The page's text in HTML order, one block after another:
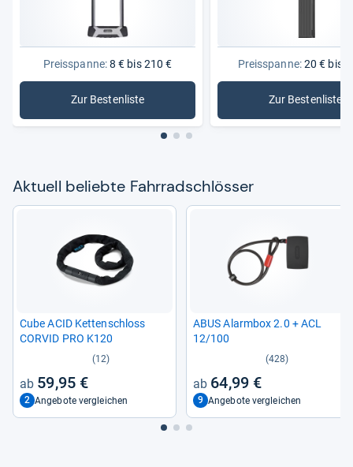
Preisspanne:8 € bis 210 €
Zur Bestenliste: Fahrradschlösser
Preisspanne:20 € bis
Zur Bestenliste
:
Aktu­ell beliebte Fahr­rad­sch­lös­ser
Cube ACID Ket­ten­schloss
COR­VID PRO K120
(12)
59,95 €
2 Angebote vergleichen
ABUS Alarm­box 2.0 + ACL
12/100
(428)
64,99 €
9 Angebote vergleichen